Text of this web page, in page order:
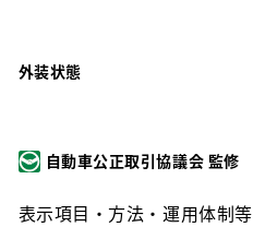
外装状態
自動車公正取引協議会 監修
表示項目・方法・運用体制